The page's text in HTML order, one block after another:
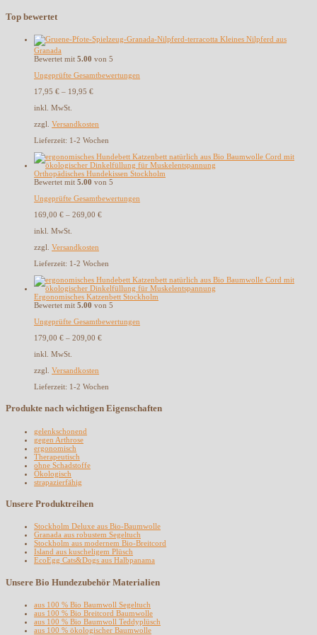
Top bewertet
Kleines Nilpferd aus
Granada
Bewertet mit 5.00 von 5
Ungeprüfte Gesamtbewertungen
17,95 € – 19,95 €
inkl. MwSt.
zzgl. Versandkosten
Lieferzeit: 1-2 Wochen
Orthopädisches Hundekissen Stockholm
Bewertet mit 5.00 von 5
Ungeprüfte Gesamtbewertungen
169,00 € – 269,00 €
inkl. MwSt.
zzgl. Versandkosten
Lieferzeit: 1-2 Wochen
Ergonomisches Katzenbett Stockholm
Bewertet mit 5.00 von 5
Ungeprüfte Gesamtbewertungen
179,00 € – 209,00 €
inkl. MwSt.
zzgl. Versandkosten
Lieferzeit: 1-2 Wochen
Produkte nach wichtigen Eigenschaften
gelenkschonend
gegen Arthrose
ergonomisch
Therapeutisch
ohne Schadstoffe
Ökologisch
strapazierfähig
Unsere Produktreihen
Stockholm Deluxe aus Bio-Baumwolle
Granada aus robustem Segeltuch
Stockholm aus modernem Bio-Breitcord
Island aus kuscheligem Plüsch
EcoEgg Cats&Dogs aus Halbpanama
Unsere Bio Hundezubehör Materialien
aus 100 % Bio Baumwoll Segeltuch
aus 100 % Bio Breitcord Baumwolle
aus 100 % Bio Baumwoll Teddyplüsch
aus 100 % ökologischer Baumwolle